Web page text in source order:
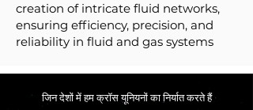
creation of intricate fluid networks,
ensuring efficiency, precision, and
reliability in fluid and gas systems
जिन देशों में हम क्रॉस यूनियनों का निर्यात करते हैं